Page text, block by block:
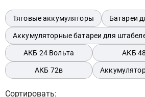
Длина, мм: Ширина, мм:
Бренд техники:
Тяговые аккумуляторы Батареи
Аккумуляторные батареи для
АКБ 24 Вольта АКБ
АКБ 72в
Сортировать: